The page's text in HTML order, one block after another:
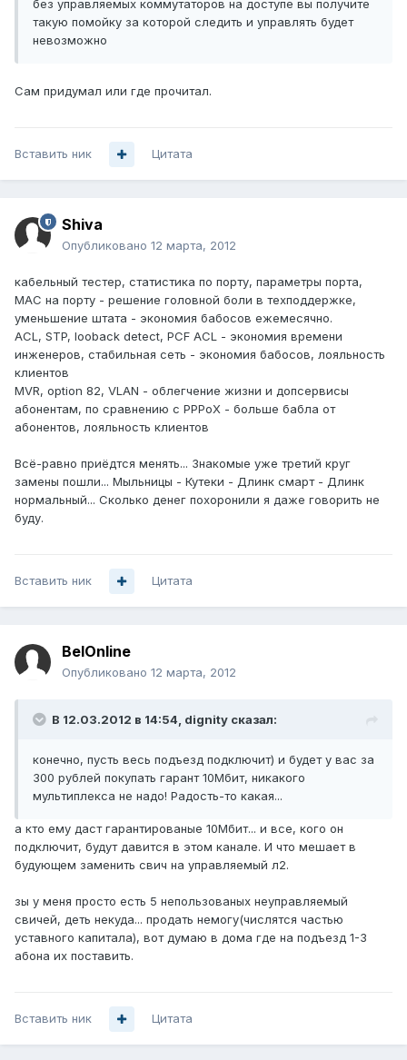
без управляемых коммутаторов на доступе вы получите
такую помойку за которой следить и управлять будет
невозможно
Сам придумал или где прочитал.
Вставить ник Цитата
Shiva
Опубликовано 12 марта, 2012
кабельный тестер, статистика по порту, параметры порта,
МАС на порту - решение головной боли в техподдержке,
уменьшение штата - экономия бабосов ежемесячно.
ACL, STP, looback detect, PCF ACL - экономия времени
инженеров, стабильная сеть - экономия бабосов, лояльность
клиентов
MVR, option 82, VLAN - облегчение жизни и допсервисы
абонентам, по сравнению с PPPoX - больше бабла от
абонентов, лояльность клиентов
Всё-равно приёдтся менять... Знакомые уже третий круг
замены пошли... Мыльницы - Кутеки - Длинк смарт - Длинк
нормальный... Сколько денег похоронили я даже говорить не
буду.
Вставить ник Цитата
BelOnline
Опубликовано 12 марта, 2012
В 12.03.2012 в 14:54, dignity сказал:
конечно, пусть весь подъезд подключит) и будет у вас за
300 рублей покупать гарант 10Мбит, никакого
мультиплекса не надо! Радость-то какая...
а кто ему даст гарантированые 10Мбит... и все, кого он
подключит, будут давится в этом канале. И что мешает в
будующем заменить свич на управляемый л2.
зы у меня просто есть 5 непользованых неуправляемый
свичей, деть некуда... продать немогу(числятся частью
уставного капитала), вот думаю в дома где на подъезд 1-3
абона их поставить.
Вставить ник Цитата